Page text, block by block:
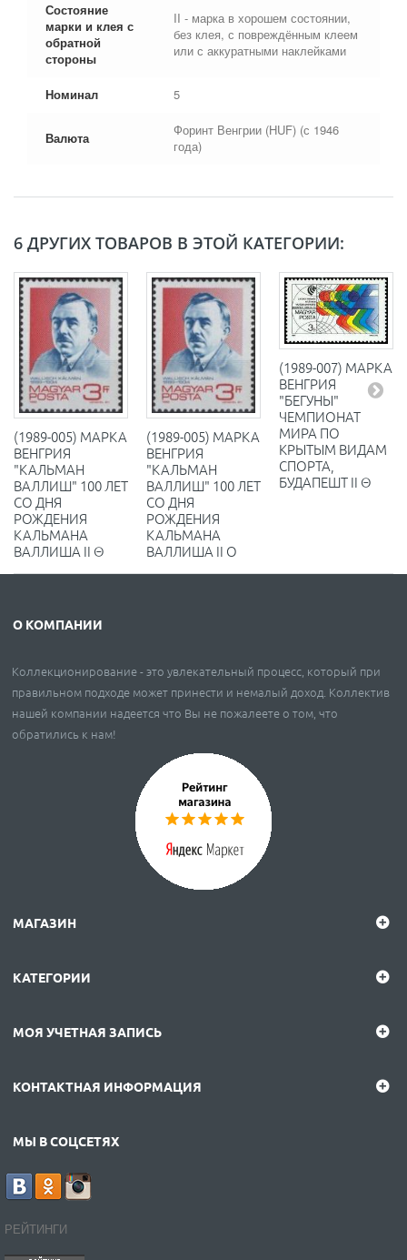
Состояние
марки и клея с
обратной
стороны
II - марка в хорошем состоянии,
без клея, с повреждённым клеем
или с аккуратными наклейками
Номинал 5
Валюта
Форинт Венгрии (HUF) (с 1946
года)
6 ДРУГИХ ТОВАРОВ В ЭТОЙ КАТЕГОРИИ:
(1989-005) МАРКА
ВЕНГРИЯ
"КАЛЬМАН
ВАЛЛИШ" 100 ЛЕТ
СО ДНЯ
РОЖДЕНИЯ
КАЛЬМАНА
ВАЛЛИША II Θ
(1989-005) МАРКА
ВЕНГРИЯ
"КАЛЬМАН
ВАЛЛИШ" 100 ЛЕТ
СО ДНЯ
РОЖДЕНИЯ
КАЛЬМАНА
ВАЛЛИША II O
(1989-007) МАРКА
ВЕНГРИЯ
"БЕГУНЫ"
ЧЕМПИОНАТ
МИРА ПО
КРЫТЫМ ВИДАМ
СПОРТА,
БУДАПЕШТ II Θ
О КОМПАНИИ
Коллекционирование - это увлекательный процесс, который при
правильном подходе может принести и немалый доход. Коллектив
нашей компании надеется что Вы не пожалеете о том, что
обратились к нам!
МАГАЗИН
КАТЕГОРИИ
МОЯ УЧЕТНАЯ ЗАПИСЬ
КОНТАКТНАЯ ИНФОРМАЦИЯ
МЫ В СОЦСЕТЯХ
РЕЙТИНГИ